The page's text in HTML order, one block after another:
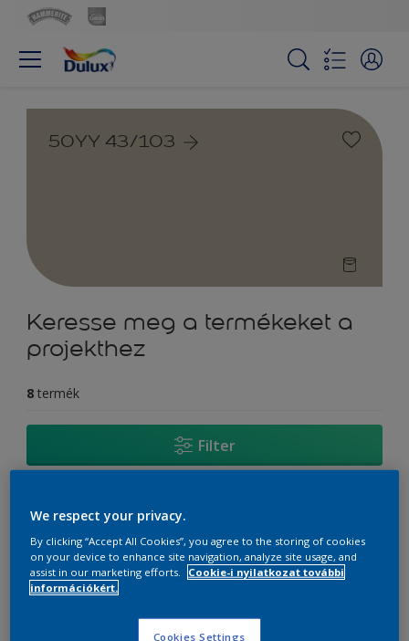
50YY 43/103
Keresse meg a termékeket a
projekthez
8 termék
Filter
Dulux Resist Satin
Könnyű felhordás
Hosszantartó védelem
We respect your privacy.
By clicking “Accept All Cookies”, you agree to the storing of cookies
on your device to enhance site navigation, analyze site usage, and
assist in our marketing efforts.
Cookie-i nyilatkozat további
információkért.
Cookies Settings